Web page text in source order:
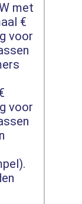
met
€
voor
voor